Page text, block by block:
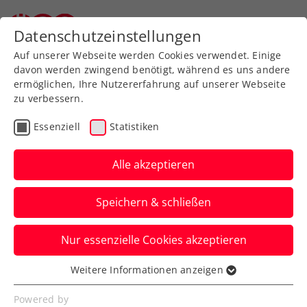
Zurück zur Newsübersicht
Verbands-Info
Das ÖTV-Damenprojekt
ist gestartet
Am 2. und 3. März fand im
Leistungszentrum Südstadt der Kick-Off-
Lehrgang statt. Trainiert wurden die 13
Future-Fed-Cup-Spielerinnen von Marion
Maruska, Petra Russegger und Barbara
Schwartz.
Datenschutzeinstellungen
Auf unserer Webseite werden Cookies verwendet. Einige
davon werden zwingend benötigt, während es uns andere
ermöglichen, Ihre Nutzererfahrung auf unserer Webseite
zu verbessern.
Essenziell Statistiken
Alle akzeptieren
Speichern & schließen
Nur essenzielle Cookies akzeptieren
Essenziell
Essenzielle Cookies werden für grundlegende
Weitere Informationen anzeigen
Powered by